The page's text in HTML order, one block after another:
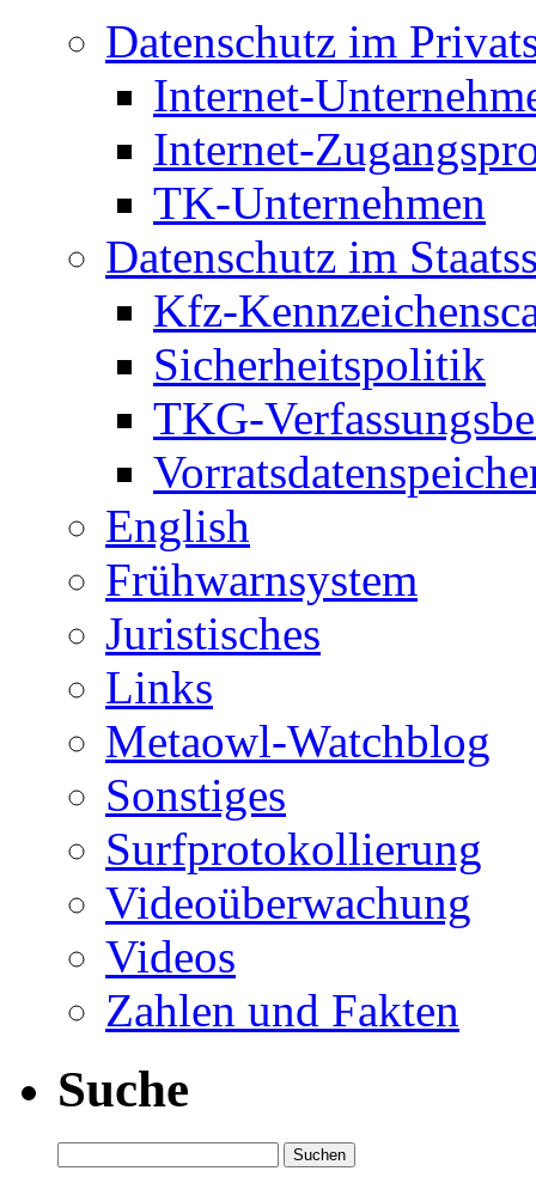
Datenschutz im
Internet-
Internet-
TK-Unternehmen
Datenschutz im
Kfz-
Sicherheitspolitik
TKG-
English
Frühwarnsystem
Juristisches
Links
Metaowl-Watchblog
Sonstiges
Surfprotokollierung
Videoüberwachung
Videos
Zahlen und Fakten
Suche